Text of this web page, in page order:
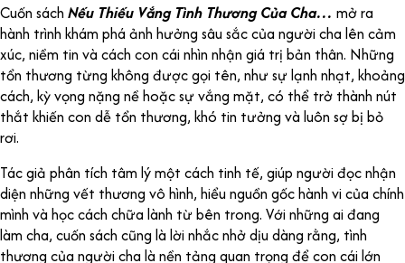
Cuốn sách Nếu Thiếu Vắng Tình Thương Của Cha… mở ra
hành trình khám phá ảnh hưởng sâu sắc của người cha lên cảm
xúc, niềm tin và cách con cái nhìn nhận giá trị bản thân. Những
tổn thương từng không được gọi tên, như sự lạnh nhạt, khoảng
cách, kỳ vọng nặng nề hoặc sự vắng mặt, có thể trở thành nút
thắt khiến con dễ tổn thương, khó tin tưởng và luôn sợ bị bỏ
rơi.
Tác giả phân tích tâm lý một cách tinh tế, giúp người đọc nhận
diện những vết thương vô hình, hiểu nguồn gốc hành vi của chính
mình và học cách chữa lành từ bên trong. Với những ai đang
làm cha, cuốn sách cũng là lời nhắc nhở dịu dàng rằng, tình
thương của người cha là nền tảng quan trọng để con cái lớn